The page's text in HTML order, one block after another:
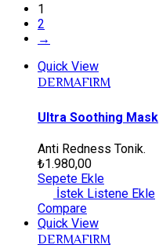
1
2
→
Quick View
DERMAFIRM
Ultra Soothing Mask
Anti Redness Tonik.
₺1.980,00
Sepete Ekle
İstek Listene Ekle
Compare
Quick View
DERMAFIRM